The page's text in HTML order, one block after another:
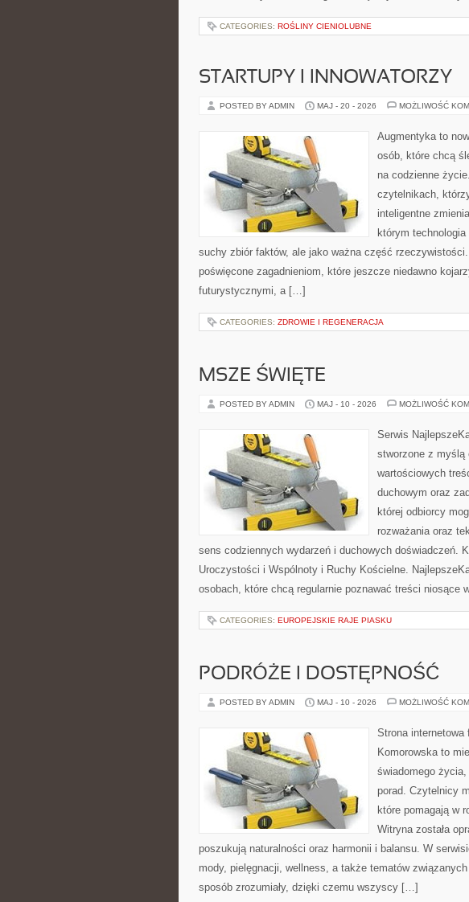
CATEGORIES: ROŚLINY CIENIOLUBNE
STARTUPY I INNOWATORZY
POSTED BY ADMIN MAJ - 20 - 2026 MOŻLIWOŚĆ
Augmentyka to
osób, które chcą
na codzienne
czytelnikach,
inteligentne
którym
suchy zbiór faktów, ale jako ważna część
poświęcone zagadnieniom, które jeszcze niedawno
futurystycznymi, a […]
CATEGORIES: ZDROWIE I REGENERACJA
MSZE ŚWIĘTE
POSTED BY ADMIN MAJ - 10 - 2026 MOŻLIWOŚĆ
Serwis
stworzone z myślą
wartościowych
duchowym oraz
której odbiorcy
rozważania oraz
sens codziennych wydarzeń i duchowych doświadczeń.
Uroczystości i Wspólnoty i Ruchy Kościelne.
osobach, które chcą regularnie poznawać treści niosące
CATEGORIES: EUROPEJSKIE RAJE PIASKU
PODRÓŻE I DOSTĘPNOŚĆ
POSTED BY ADMIN MAJ - 10 - 2026 MOŻLIWOŚĆ
Strona internetowa
Komorowska to
świadomego
porad. Czytelnicy
które pomagają w
Witryna została
poszukują naturalności oraz harmonii i balansu. W
mody, pielęgnacji, wellness, a także tematów
sposób zrozumiały, dzięki czemu wszyscy […]